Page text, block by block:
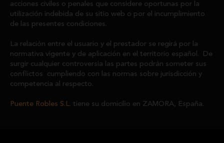
acciones civiles o penales que considere oportunas por la
utilización indebida de su sitio web o por el incumplimiento
de las presentes condiciones.
La relación entre el usuario y el prestador se regirá por la
normativa vigente y de aplicación en el territorio español. De
surgir cualquier controversia las partes podrán someter sus
conflictos cumpliendo con las normas sobre jurisdicción y
competencia al respecto.
Puente Robles S.L. tiene su domicilio en ZAMORA, España.